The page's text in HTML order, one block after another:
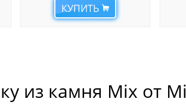
КУПИТЬ
из камня Mix от